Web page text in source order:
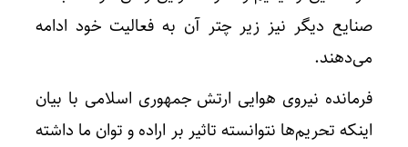
صنایع دیگر نیز زیر چتر آن به فعالیت خود ادامه
می‌دهند.
فرمانده نیروی هوایی ارتش جمهوری اسلامی با بیان
اینکه تحریم‌ها نتوانسته تاثیر بر اراده و توان ما داشته